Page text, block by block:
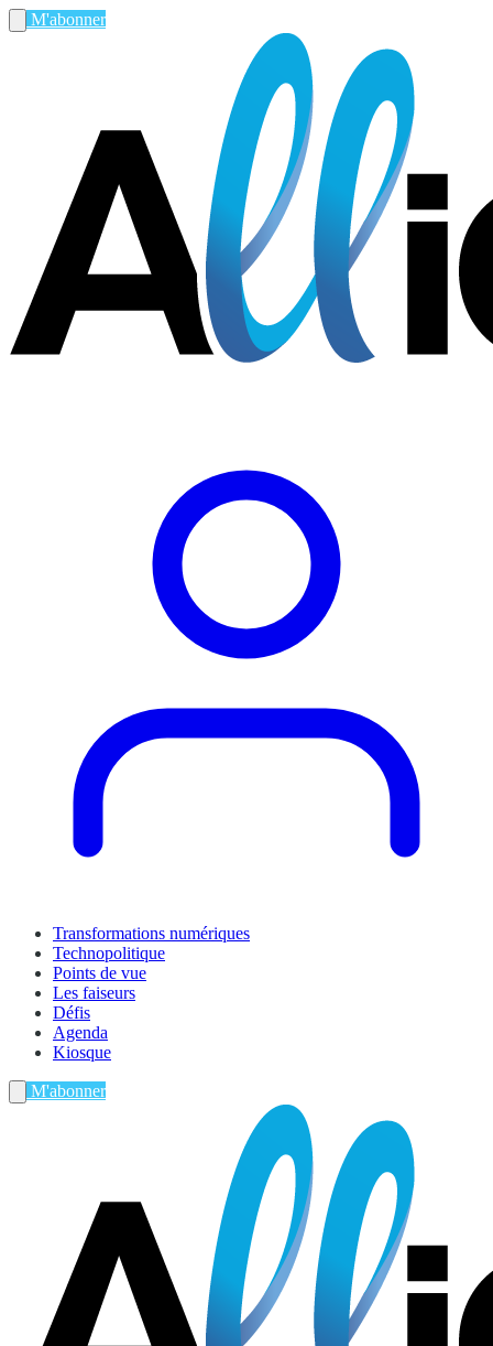
M'abonner
Transformations numériques
Technopolitique
Points de vue
Les faiseurs
Défis
Agenda
Kiosque
M'abonner